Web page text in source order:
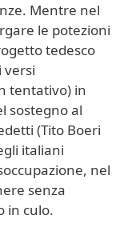
Mentre nel
le potezioni
tedesco
versi
tentativo) in
sostegno al
(Tito Boeri
italiani
nel
senza
in culo.